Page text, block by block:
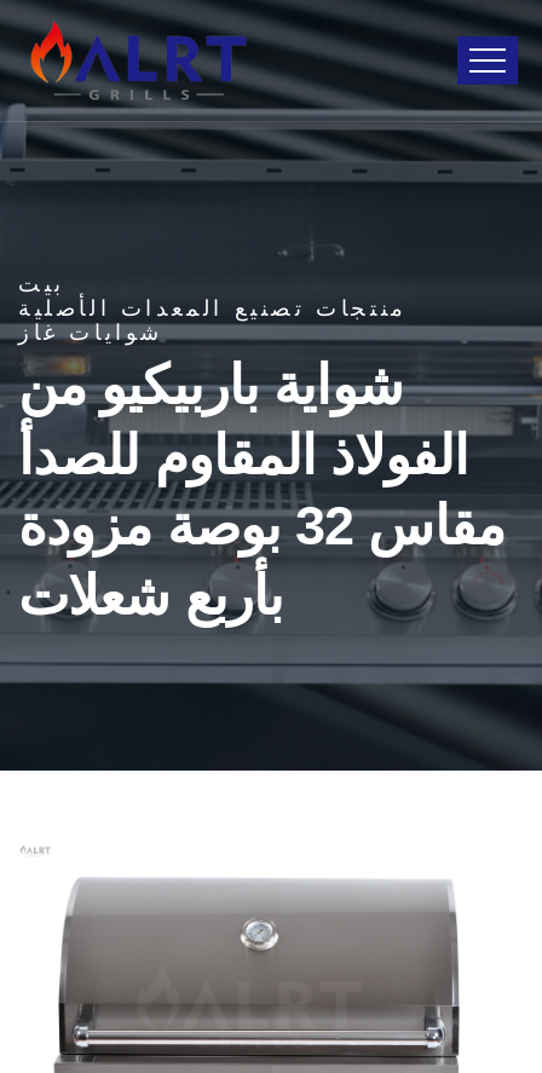
بيت
منتجات تصنيع المعدات الأصلية
شوايات غاز
شواية باربيكيو من
الفولاذ المقاوم للصدأ
مقاس 32 بوصة مزودة
بأربع شعلات